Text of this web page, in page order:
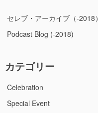
ブ
セレブ・アーカイブ（-2018）
Podcast Blog (-2018)
カテゴリー
Celebration
Special Event